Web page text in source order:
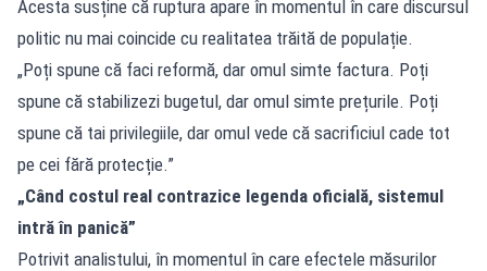
Acesta susține că ruptura apare în momentul în care discursul
politic nu mai coincide cu realitatea trăită de populație.
„Poți spune că faci reformă, dar omul simte factura. Poți
spune că stabilizezi bugetul, dar omul simte prețurile. Poți
spune că tai privilegiile, dar omul vede că sacrificiul cade tot
pe cei fără protecție.”
„Când costul real contrazice legenda oficială, sistemul
intră în panică”
Potrivit analistului, în momentul în care efectele măsurilor